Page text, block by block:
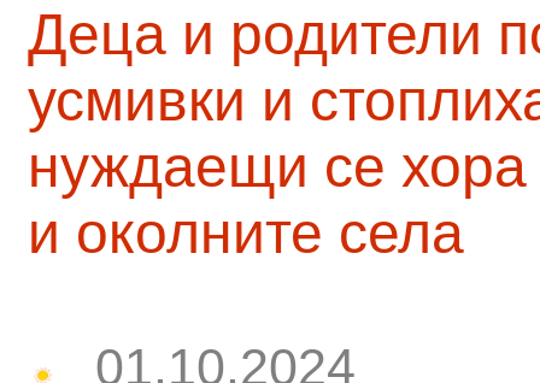
Деца и родители
усмивки и
нуждаещи се
и околните села
01.10.2024